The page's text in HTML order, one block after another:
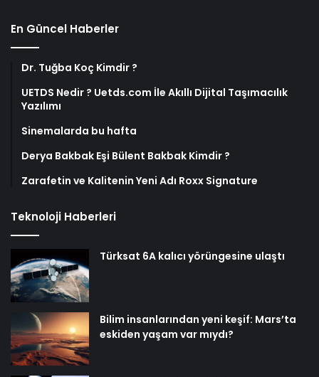
En Güncel Haberler
Dr. Tuğba Koç Kimdir ?
UETDS Nedir ? Uetds.com İle Akıllı Dijital Taşımacılık
Yazılımı
Sinemalarda bu hafta
Derya Bakbak Eşi Bülent Bakbak Kimdir ?
Zarafetin ve Kalitenin Yeni Adı Roxx Signature
Teknoloji Haberleri
Türksat 6A kalıcı yörüngesine ulaştı
Bilim insanlarından yeni keşif: Mars’ta
eskiden yaşam var mıydı?